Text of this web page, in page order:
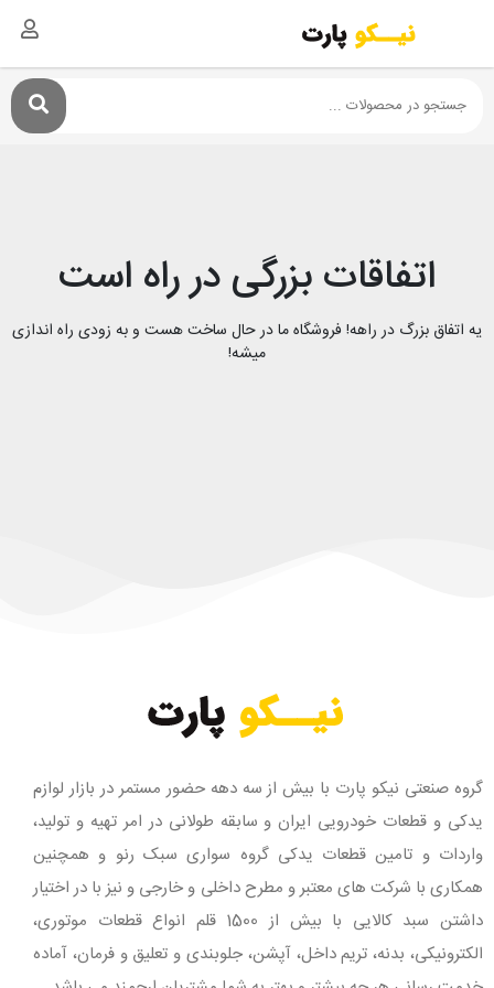
اتفاقات بزرگی در راه است
یه اتفاق بزرگ در راهه! فروشگاه ما در حال ساخت هست و به زودی راه اندازی
میشه!
گروه صنعتی نیکو پارت با بیش از سه دهه حضور مستمر در بازار لوازم
یدکی و قطعات خودرویی ایران و سابقه طولانی در امر تهیه و تولید،
واردات و تامین قطعات یدکی گروه سواری سبک رنو و همچنین
همکاری با شرکت های معتبر و مطرح داخلی و خارجی و نیز با در اختیار
داشتن سبد کالایی با بیش از 1500 قلم انواع قطعات موتوری،
الکترونیکی، بدنه، تریم داخل، آپشن، جلوبندی و تعلیق و فرمان، آماده